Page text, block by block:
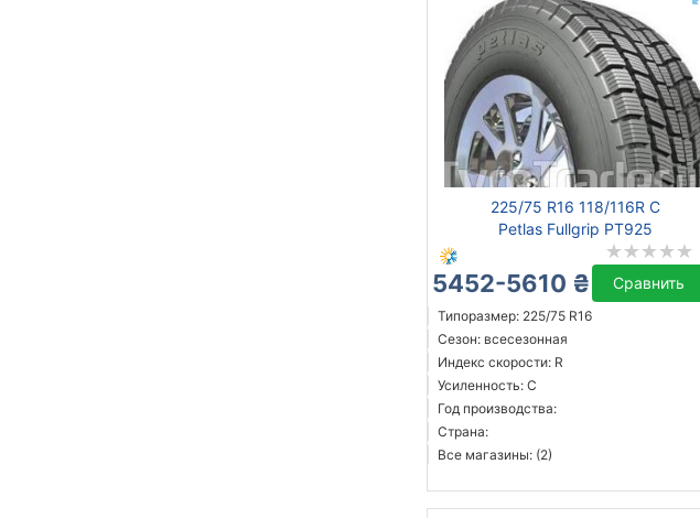
225/75 R16 118/116R C
Petlas Fullgrip PT925
5452-5610 ₴ Сравнить
Типоразмер: 225/75 R16
Сезон: всесезонная
Индекс скорости: R
Усиленность: C
Год производства:
Страна:
Все магазины: (2)